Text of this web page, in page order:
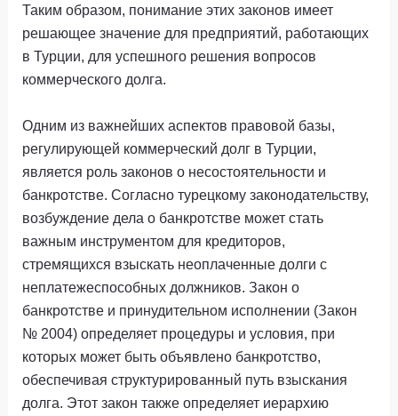
Таким образом, понимание этих законов имеет
решающее значение для предприятий, работающих
в Турции, для успешного решения вопросов
коммерческого долга.
Одним из важнейших аспектов правовой базы,
регулирующей коммерческий долг в Турции,
является роль законов о несостоятельности и
банкротстве. Согласно турецкому законодательству,
возбуждение дела о банкротстве может стать
важным инструментом для кредиторов,
стремящихся взыскать неоплаченные долги с
неплатежеспособных должников. Закон о
банкротстве и принудительном исполнении (Закон
№ 2004) определяет процедуры и условия, при
которых может быть объявлено банкротство,
обеспечивая структурированный путь взыскания
долга. Этот закон также определяет иерархию